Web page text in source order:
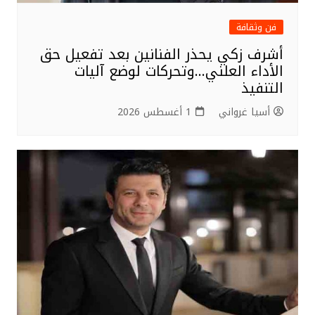
فن وثقافة
أشرف زكي يحذر الفنانين بعد تفعيل حق
الأداء العلني…وتحركات لوضع آليات
التنفيذ
أسيا غرواني 1 أغسطس 2026